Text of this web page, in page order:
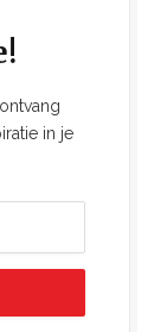
in je